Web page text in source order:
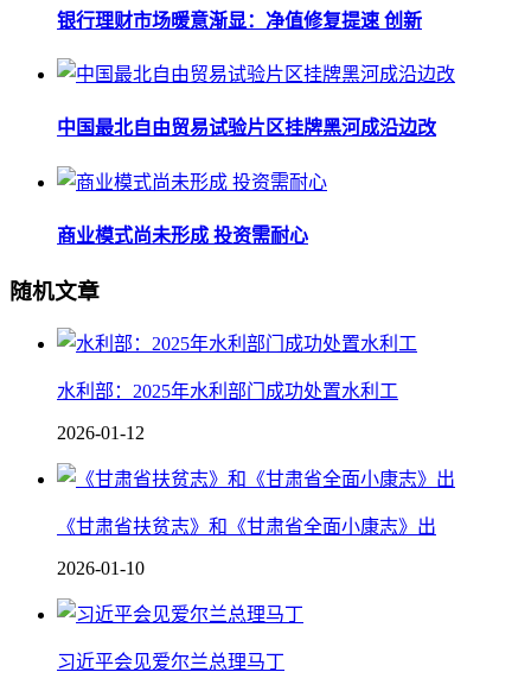
银行理财市场暖意渐显：净值修复提速 创新
中国最北自由贸易试验片区挂牌黑河成沿边改
商业模式尚未形成 投资需耐心
随机文章
水利部：2025年水利部门成功处置水利工
2026-01-12
《甘肃省扶贫志》和《甘肃省全面小康志》出
2026-01-10
习近平会见爱尔兰总理马丁